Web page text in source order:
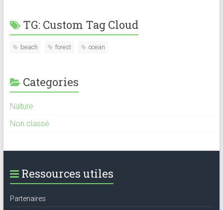
TG: Custom Tag Cloud
beach forest ocean
Categories
Nature
Non classé
Ressources utiles
Partenaires